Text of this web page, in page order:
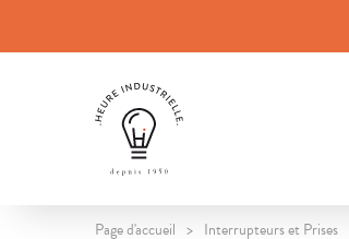
Page d'accueil Interrupteurs et Prises